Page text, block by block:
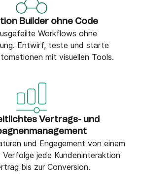
Builder ohne Code
Workflows ohne
Entwirf, teste und starte
mit visuellen Tools.
Vertrags- und
und Engagement von einem
Verfolge jede Kundeninteraktion
bis zur Conversion.